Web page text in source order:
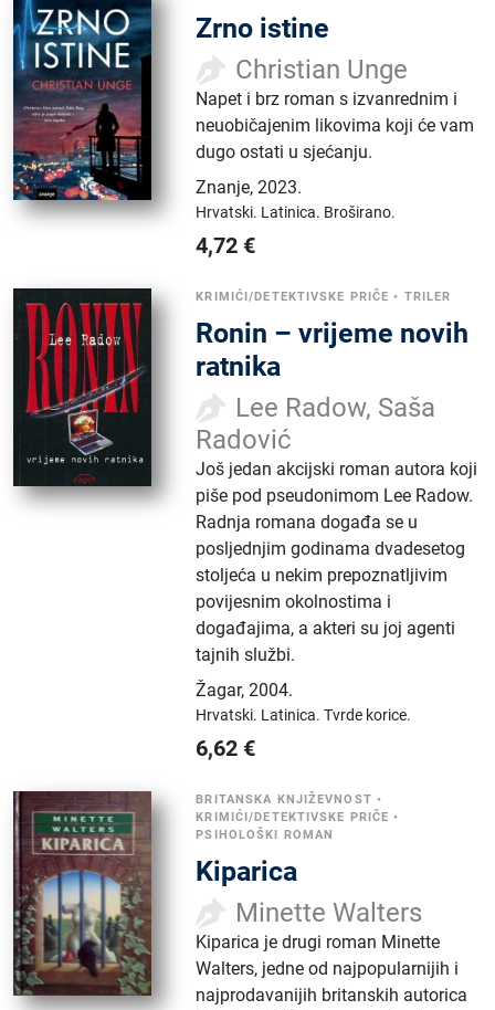
Zrno istine
Christian Unge
Napet i brz roman s izvanrednim i
neuobičajenim likovima koji će vam
dugo ostati u sjećanju.
Znanje,2023.
Hrvatski. Latinica. Broširano.
4,72 €
KRIMIĆI/DETEKTIVSKE PRIČE • TRILER
Ronin – vrijeme novih
ratnika
Lee Radow, Saša
Radović
Još jedan akcijski roman autora koji
piše pod pseudonimom Lee Radow.
Radnja romana događa se u
posljednjim godinama dvadesetog
stoljeća u nekim prepoznatljivim
povijesnim okolnostima i
događajima, a akteri su joj agenti
tajnih službi.
Žagar,2004.
Hrvatski. Latinica.Tvrde korice.
6,62 €
BRITANSKA KNJIŽEVNOST •
KRIMIĆI/DETEKTIVSKE PRIČE •
PSIHOLOŠKI ROMAN
Kiparica
Minette Walters
Kiparica je drugi roman Minette
Walters, jedne od najpopularnijih i
najprodavanijih britanskih autorica